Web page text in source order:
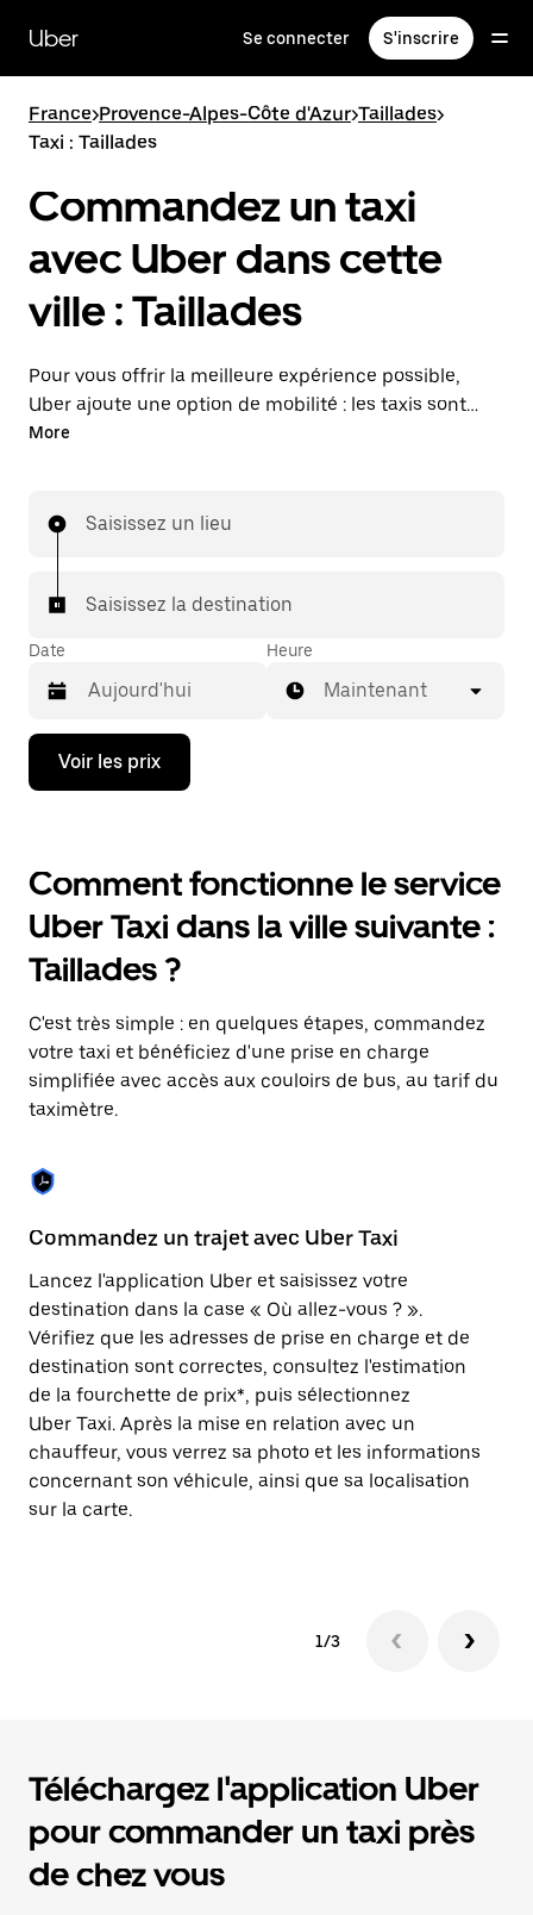
contenu
principal
Uber Se connecter S'inscrire
France>Provence-Alpes-Côte d'Azur>Taillades>
Taxi : Taillades
Commandez un taxi
avec Uber dans cette
ville : Taillades
Pour vous offrir la meilleure expérience possible,
Uber ajoute une option de mobilité : les taxis sont
maintenant disponibles dans l'application. Uber Taxi :
More
Saisissez un lieu
Saisissez la destination
Date
Appuyez
la
bas
pour
ouvrir
le
calendrier
et
une
date.
Appuyez
sur
la
pour
fermer
calendrier.
Heure
Maintenant
Voir les prix
Comment fonctionne le service
Uber Taxi dans la ville suivante :
Taillades ?
C'est très simple : en quelques étapes, commandez
votre taxi et bénéficiez d'une prise en charge
simplifiée avec accès aux couloirs de bus, au tarif du
taximètre.
Commandez un trajet avec Uber Taxi
Lancez l'application Uber et saisissez votre
destination dans la case « Où allez-vous ? ».
Vérifiez que les adresses de prise en charge et de
destination sont correctes, consultez l'estimation
de la fourchette de prix*, puis sélectionnez
Uber Taxi. Après la mise en relation avec un
chauffeur, vous verrez sa photo et les informations
concernant son véhicule, ainsi que sa localisation
sur la carte.
1/3
Téléchargez l'application Uber
pour commander un taxi près
de chez vous